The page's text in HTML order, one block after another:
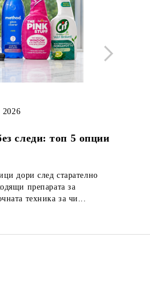
следи: топ 5 опции
дори след старателно
препарата за
техника за чи...